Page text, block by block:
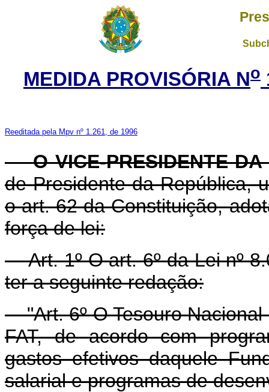
MEDIDA PROVISÓRIA No
Reeditada pela Mpv nº 1.261, de 1996
O VICE-PRESIDENTE
de Presidente da República,
o art. 62 da Constituição,
força de lei:
Art. 1º O art. 6º da Lei nº
ter a seguinte redação:
"Art. 6º O Tesouro Nacional
FAT, de acordo com
gastos efetivos daquele
salarial e programas de